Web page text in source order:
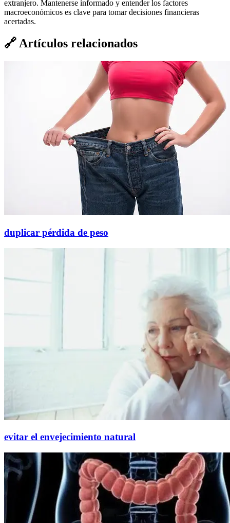
extranjero. Mantenerse informado y entender los factores
macroeconómicos es clave para tomar decisiones financieras
acertadas.
🔗Artículos relacionados
duplicar pérdida de peso
evitar el envejecimiento natural